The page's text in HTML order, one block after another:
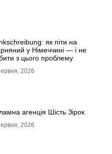
як піти на
у Німеччині — і не
з цього проблему
2026
агенція Шість Зірок
2026